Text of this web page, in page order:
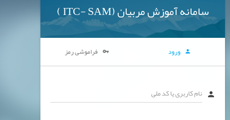
سامانه آموزش مربیان (ITC- SAM )
ورود فراموشی رمز
نام کاربری یا کد ملی